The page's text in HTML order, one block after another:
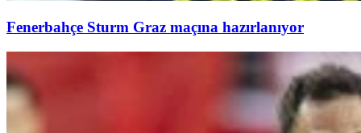
Fenerbahçe Sturm Graz maçına hazırlanıyor